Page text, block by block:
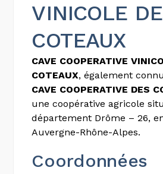
VINICOLE
COTEAUX
CAVE COOPERATIVE
COTEAUX, également
CAVE COOPERATIVE DES
une coopérative agricole
département Drôme – 26,
Auvergne-Rhône-Alpes.
Coordonnées